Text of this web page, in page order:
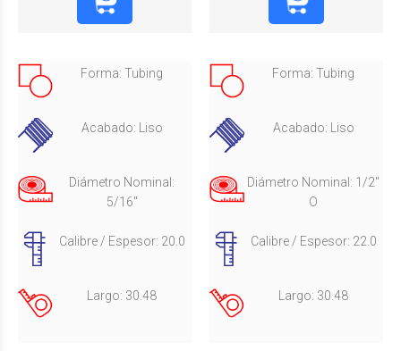
Forma: Tubing
Acabado: Liso
Diámetro Nominal:
5/16"
Calibre / Espesor: 20.0
Largo: 30.48
Forma: Tubing
Acabado: Liso
Diámetro Nominal: 1/2"
O
Calibre / Espesor: 22.0
Largo: 30.48